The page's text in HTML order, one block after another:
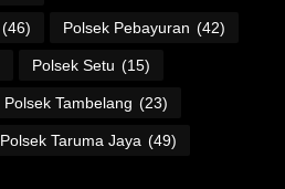
(46) Polsek Pebayuran (42)
Polsek Setu (15)
Polsek Tambelang (23)
Polsek Taruma Jaya (49)